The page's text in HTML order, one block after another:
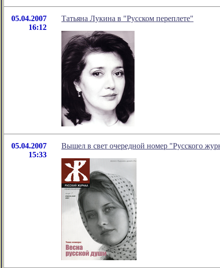
05.04.2007
16:12
Татьяна Лукина в "Русском переплете"
05.04.2007
15:33
Вышел в свет очередной номер "Русского